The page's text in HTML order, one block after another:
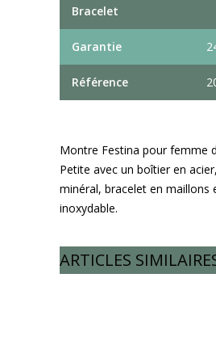
Bracelet
Garantie
Référence
Montre Festina pour femme
Petite avec un boîtier en
minéral, bracelet en maillons
inoxydable.
ARTICLES